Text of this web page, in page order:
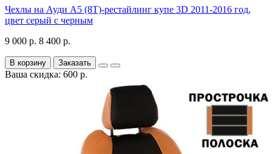
Чехлы на Ауди А5 (8Т)-рестайлинг купе 3D 2011-2016 год,
цвет серый с черным
9 000 р. 8 400 р.
В корзину Заказать
Ваша скидка: 600 р.